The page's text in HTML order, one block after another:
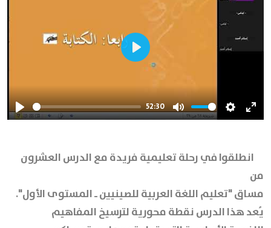
Play
52:30
Mute Settings
Play
انطلقوا في رحلة تعليمية فريدة معالدرس العشرون
من
مساق "تعليم اللغة العربية للصينيين ـ المستوى الأول".
يُعد هذا الدرس نقطة محورية لترسيخ المفاهيم